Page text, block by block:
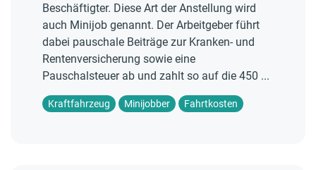
Beschäftigter. Diese Art der Anstellung wird
auch Minijob genannt. Der Arbeitgeber führt
dabei pauschale Beiträge zur Kranken- und
Rentenversicherung sowie eine
Pauschalsteuer ab und zahlt so auf die 450 ...
Kraftfahrzeug Minijobber Fahrtkosten